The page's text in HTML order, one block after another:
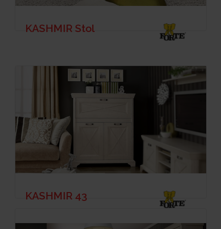
KASHMIR Stol
KASHMIR 43